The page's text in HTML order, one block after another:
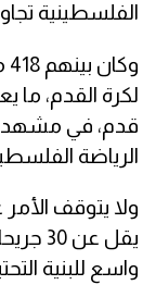
الفلسطينية تجاوز 800 منذ 7 أكتوبر
قدم، في مشهد
الرياضة
ولا يتوقف
واسع للبنية